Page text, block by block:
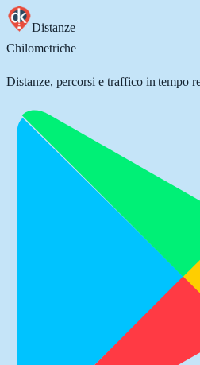
Distanze
Chilometriche
Distanze, percorsi e traffico in tempo